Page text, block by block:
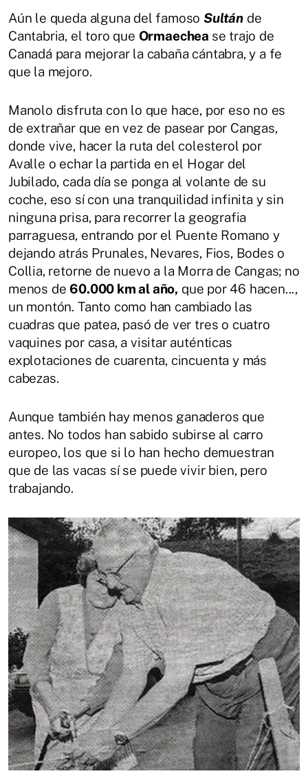
Aún le queda alguna del famosoSultán de
Cantabria, el toro que Ormaechea se trajo de
Canadá para mejorar la cabaña cántabra, y a fe
que la mejoro.
Manolo disfruta con lo que hace, por eso no es
de extrañar que en vez de pasear por Cangas,
donde vive, hacer la ruta del colesterol por
Avalle o echar la partida en el Hogar del
Jubilado, cada día se ponga al volante de su
coche, eso sí con una tranquilidad infinita y sin
ninguna prisa, para recorrer la geografia
parraguesa, entrando por el Puente Romano y
dejando atrás Prunales, Nevares, Fios, Bodes o
Collia, retorne de nuevo a la Morra de Cangas; no
menos de60.000 km al año, que por 46 hacen...,
un montón. Tanto como han cambiado las
cuadras que patea, pasó de ver tres o cuatro
vaquines por casa, a visitar auténticas
explotaciones de cuarenta, cincuenta y más
cabezas.
Aunque también hay menos ganaderos que
antes. No todos han sabido subirse al carro
europeo, los que si lo han hecho demuestran
que de las vacas sí se puede vivir bien, pero
trabajando.